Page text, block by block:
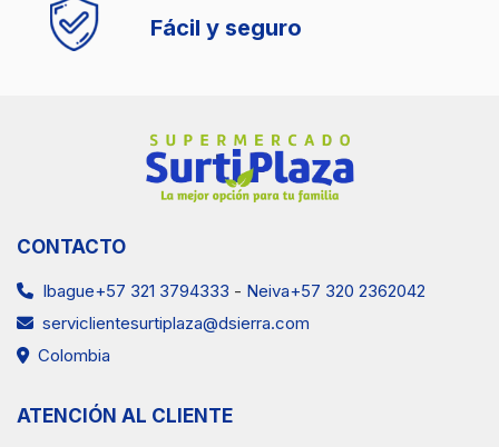
Fácil y seguro
CONTACTO
Ibague+57 321 3794333 - Neiva+57 320 2362042
serviclientesurtiplaza@dsierra.com
Colombia
ATENCIÓN AL CLIENTE